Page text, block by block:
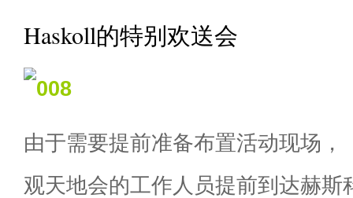
Haskoll的特别欢送会
由于需要提前准备布置活动现场，
观天地会的工作人员提前到达赫斯